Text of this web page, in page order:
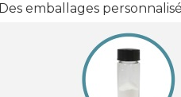
Des emballages